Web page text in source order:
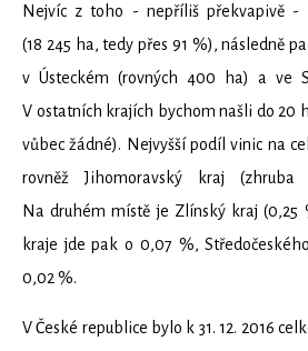
Nejvíc z toho - nepříliš překvapivě -
(18 245 ha, tedy přes 91 %), následně
v Ústeckém (rovných 400 ha) a ve
V ostatních krajích bychom našli do 20
vůbec žádné). Nejvyšší podíl vinic na
rovněž Jihomoravský kraj (zhruba
Na druhém místě je Zlínský kraj (0,25
kraje jde pak o 0,07 %,
0,02 %.
V České republice bylo k 31. 12. 2016